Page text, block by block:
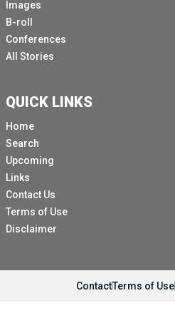
Images
B-roll
Conferences
All Stories
QUICK LINKS
Home
Search
Upcoming
Links
Contact Us
Terms of Use
Disclaimer
ContactTerms of Use